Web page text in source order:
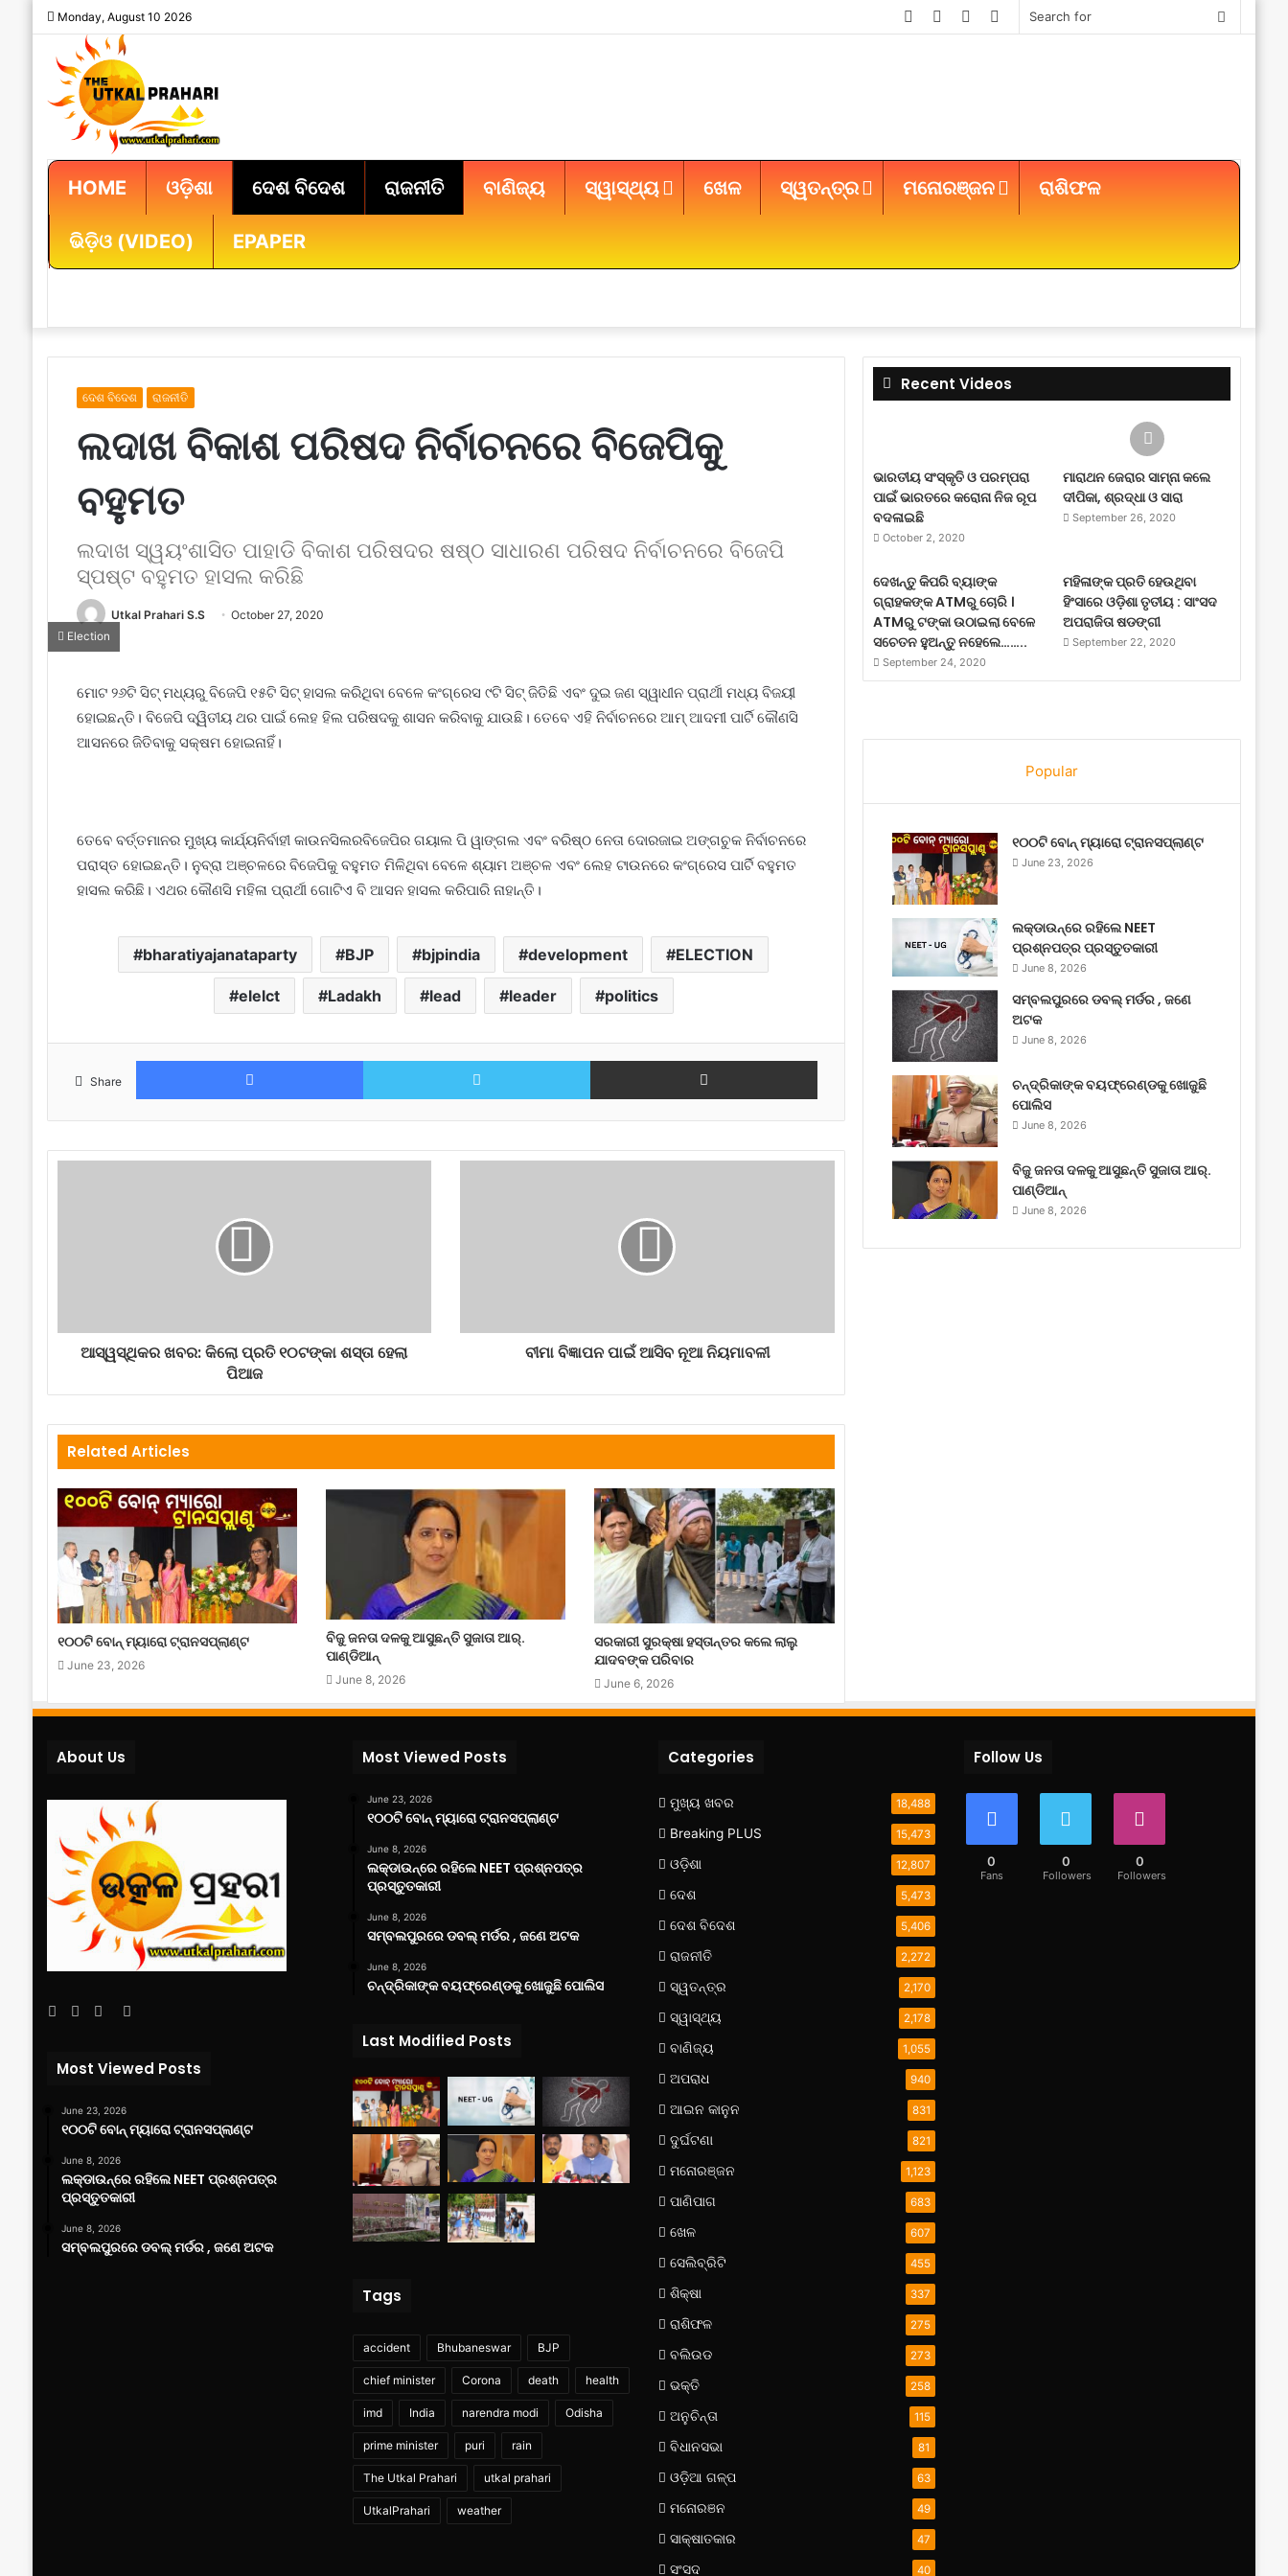
Monday, August 10 2026
Search
Instagram
YouTube
Twitter
Facebook
HOME ଓଡ଼ିଶା ଦେଶ ବିଦେଶ ରାଜନୀତି ବାଣିଜ୍ୟ ସ୍ୱାସ୍ଥ୍ୟ ଖେଳ ସ୍ୱତନ୍ତ୍ର ମନୋରଞ୍ଜନ ରାଶିଫଳ
ଭିଡ଼ିଓ (VIDEO) EPAPER
ଦେଶ ବିଦେଶ ରାଜନୀତି
ଲଦାଖ ବିକାଶ ପରିଷଦ ନିର୍ବାଚନରେ ବିଜେପିକୁ
ବହୁମତ
ଲଦାଖ ସ୍ୱୟଂଶାସିତ ପାହାଡି ବିକାଶ ପରିଷଦର ଷଷ୍ଠ ସାଧାରଣ ପରିଷଦ ନିର୍ବାଚନରେ ବିଜେପି
ସ୍ପଷ୍ଟ ବହୁମତ ହାସଲ କରିଛି
Utkal Prahari S.S October 27, 2020
Election
ମୋଟ ୨୬ଟି ସିଟ୍ ମଧ୍ୟରୁ ବିଜେପି ୧୫ଟି ସିଟ୍ ହାସଲ କରିଥିବା ବେଳେ କଂଗ୍ରେସ ୯ଟି ସିଟ୍ ଜିତିଛି ଏବଂ ଦୁଇ ଜଣ ସ୍ୱାଧୀନ ପ୍ରାର୍ଥୀ ମଧ୍ୟ ବିଜୟୀ
ହୋଇଛନ୍ତି। ବିଜେପି ଦ୍ୱିତୀୟ ଥର ପାଇଁ ଲେହ ହିଲ ପରିଷଦକୁ ଶାସନ କରିବାକୁ ଯାଉଛି। ତେବେ ଏହି ନିର୍ବାଚନରେ ଆମ୍ ଆଦମୀ ପାର୍ଟି କୌଣସି
ଆସନରେ ଜିତିବାକୁ ସକ୍ଷମ ହୋଇନାହିଁ।
ତେବେ ବର୍ତ୍ତମାନର ମୁଖ୍ୟ କାର୍ଯ୍ୟନିର୍ବାହୀ କାଉନସିଲରବିଜେପିର ଗୟାଲ ପି ୱାଙ୍ଗଲ ଏବଂ ବରିଷ୍ଠ ନେତା ଦୋରଜାଇ ଅଙ୍ଗଚୁକ ନିର୍ବାଚନରେ
ପରାସ୍ତ ହୋଇଛନ୍ତି। ନୁବ୍ରା ଅଞ୍ଚଳରେ ବିଜେପିକୁ ବହୁମତ ମିଳିଥିବା ବେଳେ ଶ୍ୟାମ ଅଞ୍ଚଳ ଏବଂ ଲେହ ଟାଉନରେ କଂଗ୍ରେସ ପାର୍ଟି ବହୁମତ
ହାସଲ କରିଛି। ଏଥର କୌଣସି ମହିଳା ପ୍ରାର୍ଥୀ ଗୋଟିଏ ବି ଆସନ ହାସଲ କରିପାରି ନାହାନ୍ତି।
bharatiyajanataparty BJP bjpindia development ELECTION
elelct Ladakh lead leader politics
Share
Facebook Twitter Share via Email
ଆସ୍ୱସ୍ଥିକର ଖବର: କିଲୋ ପ୍ରତି ୧୦ଟଙ୍କା ଶସ୍ତା ହେଲା
ପିଆଜ
ବୀମା ବିଜ୍ଞାପନ ପାଇଁ ଆସିବ ନୂଆ ନିୟମାବଳୀ
Related Articles
୧୦୦ଟି ବୋନ୍ ମ୍ୟାରୋ ଟ୍ରାନସପ୍ଲାଣ୍ଟ
June 23, 2026
ବିଜୁ ଜନତା ଦଳକୁ ଆସୁଛନ୍ତି ସୁଜାତା ଆର୍‌.
ପାଣ୍ଡିଆନ୍
June 8, 2026
ସରକାରୀ ସୁରକ୍ଷା ହସ୍ତାନ୍ତର କଲେ ଲାଲୁ
ଯାଦବଙ୍କ ପରିବାର
June 6, 2026
Recent Videos
ଭାରତୀୟ ସଂସ୍କୃତି ଓ ପରମ୍ପରା
ପାଇଁ ଭାରତରେ କରୋନା ନିଜ ରୂପ
ବଦଳାଇଛି
October 2, 2020
ମାରାଥନ ଜେରାର ସାମ୍ନା କଲେ
ଦୀପିକା, ଶ୍ରଦ୍ଧା ଓ ସାରା
September 26, 2020
ଦେଖନ୍ତୁ କିପରି ବ୍ୟାଙ୍କ
ଗ୍ରାହକଙ୍କ ATMରୁ ଚୋରି ।
ATMରୁ ଟଙ୍କା ଉଠାଇଲା ବେଳେ
ସଚେତନ ହୁଅନ୍ତୁ ନହେଲେ……..
September 24, 2020
ମହିଳାଙ୍କ ପ୍ରତି ହେଉଥିବା
ହିଂସାରେ ଓଡ଼ିଶା ତୃତୀୟ : ସାଂସଦ
ଅପରାଜିତା ଷଡଙ୍ଗୀ
September 22, 2020
Popular
୧୦୦ଟି ବୋନ୍ ମ୍ୟାରୋ ଟ୍ରାନସପ୍ଲାଣ୍ଟ
June 23, 2026
ଲକ୍‌ଡାଉନ୍‌ରେ ରହିଲେ NEET
ପ୍ରଶ୍ନପତ୍ର ପ୍ରସ୍ତୁତକାରୀ
June 8, 2026
ସମ୍ବଲପୁରରେ ଡବଲ୍ ମର୍ଡର , ଜଣେ
ଅଟକ
June 8, 2026
ଚନ୍ଦ୍ରିକାଙ୍କ ବୟଫ୍ରେଣ୍ଡକୁ ଖୋଜୁଛି
ପୋଲିସ
June 8, 2026
ବିଜୁ ଜନତା ଦଳକୁ ଆସୁଛନ୍ତି ସୁଜାତା ଆର୍‌.
ପାଣ୍ଡିଆନ୍
June 8, 2026
About Us
Facebook
TwitterYouTube
Most Viewed Posts
June 23, 2026
୧୦୦ଟି ବୋନ୍ ମ୍ୟାରୋ ଟ୍ରାନସପ୍ଲାଣ୍ଟ
June 8, 2026
ଲକ୍‌ଡାଉନ୍‌ରେ ରହିଲେ NEET ପ୍ରଶ୍ନପତ୍ର
ପ୍ରସ୍ତୁତକାରୀ
June 8, 2026
ସମ୍ବଲପୁରରେ ଡବଲ୍ ମର୍ଡର , ଜଣେ ଅଟକ
Most Viewed Posts
June 23, 2026
୧୦୦ଟି ବୋନ୍ ମ୍ୟାରୋ ଟ୍ରାନସପ୍ଲାଣ୍ଟ
June 8, 2026
ଲକ୍‌ଡାଉନ୍‌ରେ ରହିଲେ NEET ପ୍ରଶ୍ନପତ୍ର
ପ୍ରସ୍ତୁତକାରୀ
June 8, 2026
ସମ୍ବଲପୁରରେ ଡବଲ୍ ମର୍ଡର , ଜଣେ ଅଟକ
June 8, 2026
ଚନ୍ଦ୍ରିକାଙ୍କ ବୟଫ୍ରେଣ୍ଡକୁ ଖୋଜୁଛି ପୋଲିସ
Last Modified Posts
Tags
accident Bhubaneswar BJP
chief minister Corona death health
imd India narendra modi Odisha
prime minister puri rain
The Utkal Prahari utkal prahari
UtkalPrahari weather
Categories
ମୁଖ୍ୟ ଖବର 18,488
Breaking PLUS 15,473
ଓଡ଼ିଶା 12,807
ଦେଶ 5,473
ଦେଶ ବିଦେଶ 5,406
ରାଜନୀତି 2,272
ସ୍ୱତନ୍ତ୍ର 2,170
ସ୍ୱାସ୍ଥ୍ୟ 2,178
ବାଣିଜ୍ୟ 1,055
ଅପରାଧ 940
ଆଇନ କାନୁନ 831
ଦୁର୍ଘଟଣା 821
ମନୋରଞ୍ଜନ 1,123
ପାଣିପାଗ 683
ଖେଳ 607
ସେଲିବ୍ରିଟି 455
ଶିକ୍ଷା 337
ରାଶିଫଳ 275
ବଲିଉଡ 273
ଭକ୍ତି 258
ଅନୁଚିନ୍ତା 115
ବିଧାନସଭା 81
ଓଡ଼ିଆ ଗଳ୍ପ 63
ମନୋରଞନ 49
ସାକ୍ଷାତକାର 47
ସଂସଦ 40
Follow Us
0
Fans
0
Followers
0
Followers